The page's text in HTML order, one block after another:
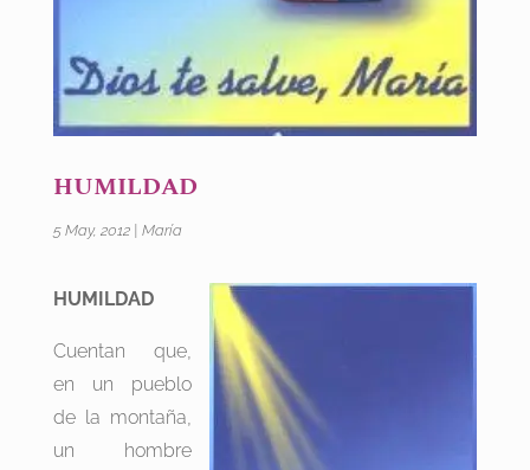
HUMILDAD
5 May, 2012| María
HUMILDAD
Cuentan que,
en un pueblo
de la montaña,
un hombre